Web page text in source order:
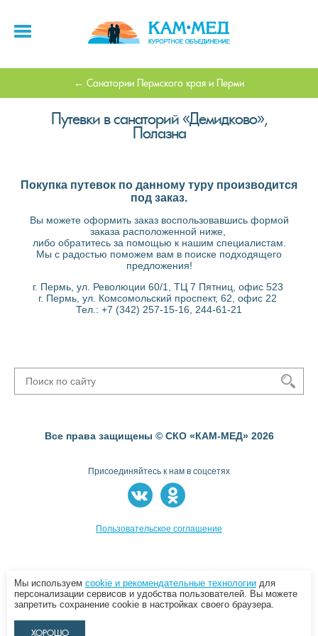
Санатории Пермского края и Перми
Путевки в санаторий «Демидково»,
Полазна
Покупка путевок по данному туру производится
под заказ.
Вы можете оформить заказ воспользовавшись формой
заказа расположенной ниже,
либо обратитесь за помощью к нашим специалистам.
Мы с радостью поможем вам в поиске подходящего
предложения!
г. Пермь, ул. Революции 60/1, ТЦ 7 Пятниц, офис 523
г. Пермь, ул. Комсомольский проспект, 62, офис 22
Тел.: +7 (342) 257-15-16, 244-61-21
Все права защищены © СКО «КАМ-МЕД» 2026
Присоединяйтесь к нам в соцсетях
Пользовательское соглашение
Мы используем cookie и рекомендательные технологии для
персонализации сервисов и удобства пользователей. Вы можете
запретить сохранение cookie в настройках своего браузера.
ХОРОШО